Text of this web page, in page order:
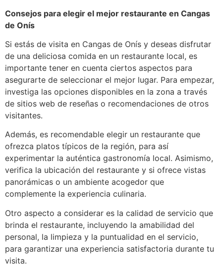
Consejos para elegir el mejor restaurante en Cangas
de Onís
Si estás de visita en Cangas de Onís y deseas disfrutar
de una deliciosa comida en un restaurante local, es
importante tener en cuenta ciertos aspectos para
asegurarte de seleccionar el mejor lugar. Para empezar,
investiga las opciones disponibles en la zona a través
de sitios web de reseñas o recomendaciones de otros
visitantes.
Además, es recomendable elegir un restaurante que
ofrezca platos típicos de la región, para así
experimentar la auténtica gastronomía local. Asimismo,
verifica la ubicación del restaurante y si ofrece vistas
panorámicas o un ambiente acogedor que
complemente la experiencia culinaria.
Otro aspecto a considerar es la calidad de servicio que
brinda el restaurante, incluyendo la amabilidad del
personal, la limpieza y la puntualidad en el servicio,
para garantizar una experiencia satisfactoria durante tu
visita.